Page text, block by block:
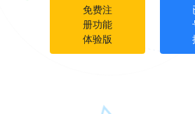
免费注
册功能
体验版